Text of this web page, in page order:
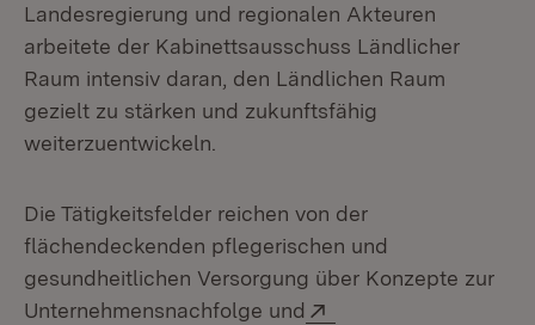
Landesregierung und regionalen Akteuren
arbeitete der Kabinettsausschuss Ländlicher
Raum intensiv daran, den Ländlichen Raum
gezielt zu stärken und zukunftsfähig
weiterzuentwickeln.
Die Tätigkeitsfelder reichen von der
flächendeckenden pflegerischen und
gesundheitlichen Versorgung über Konzepte zur
Unternehmensnachfolge und